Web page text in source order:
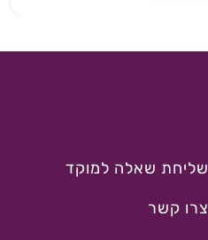
שליחת שאלה למוקד
צרו קשר